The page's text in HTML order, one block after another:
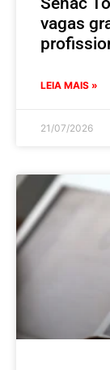
vagas
LEIA MAIS »
21/07/2026